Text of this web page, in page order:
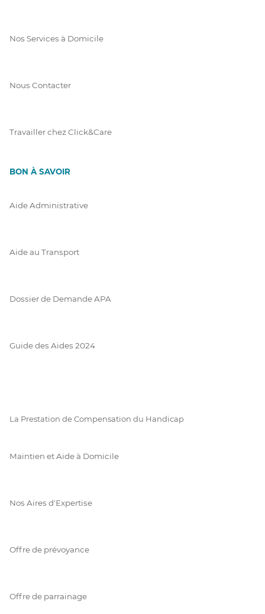
Nos Services à Domicile
Nous Contacter
Travailler chez Click&Care
BON À SAVOIR
Aide Administrative
Aide au Transport
Dossier de Demande APA
Guide des Aides 2024
La Prestation de Compensation du Handicap
Maintien et Aide à Domicile
Nos Aires d'Expertise
Offre de prévoyance
Offre de parrainage